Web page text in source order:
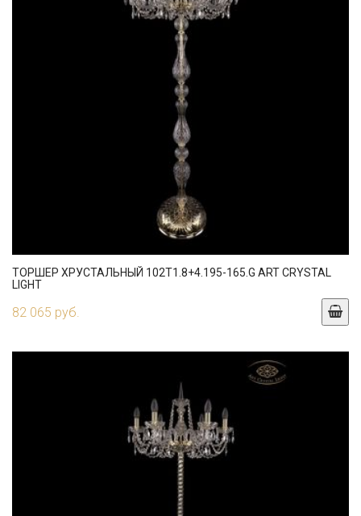
ТОРШЕР ХРУСТАЛЬНЫЙ 102T1.8+4.195-165.G ART CRYSTAL
LIGHT
82 065 руб.